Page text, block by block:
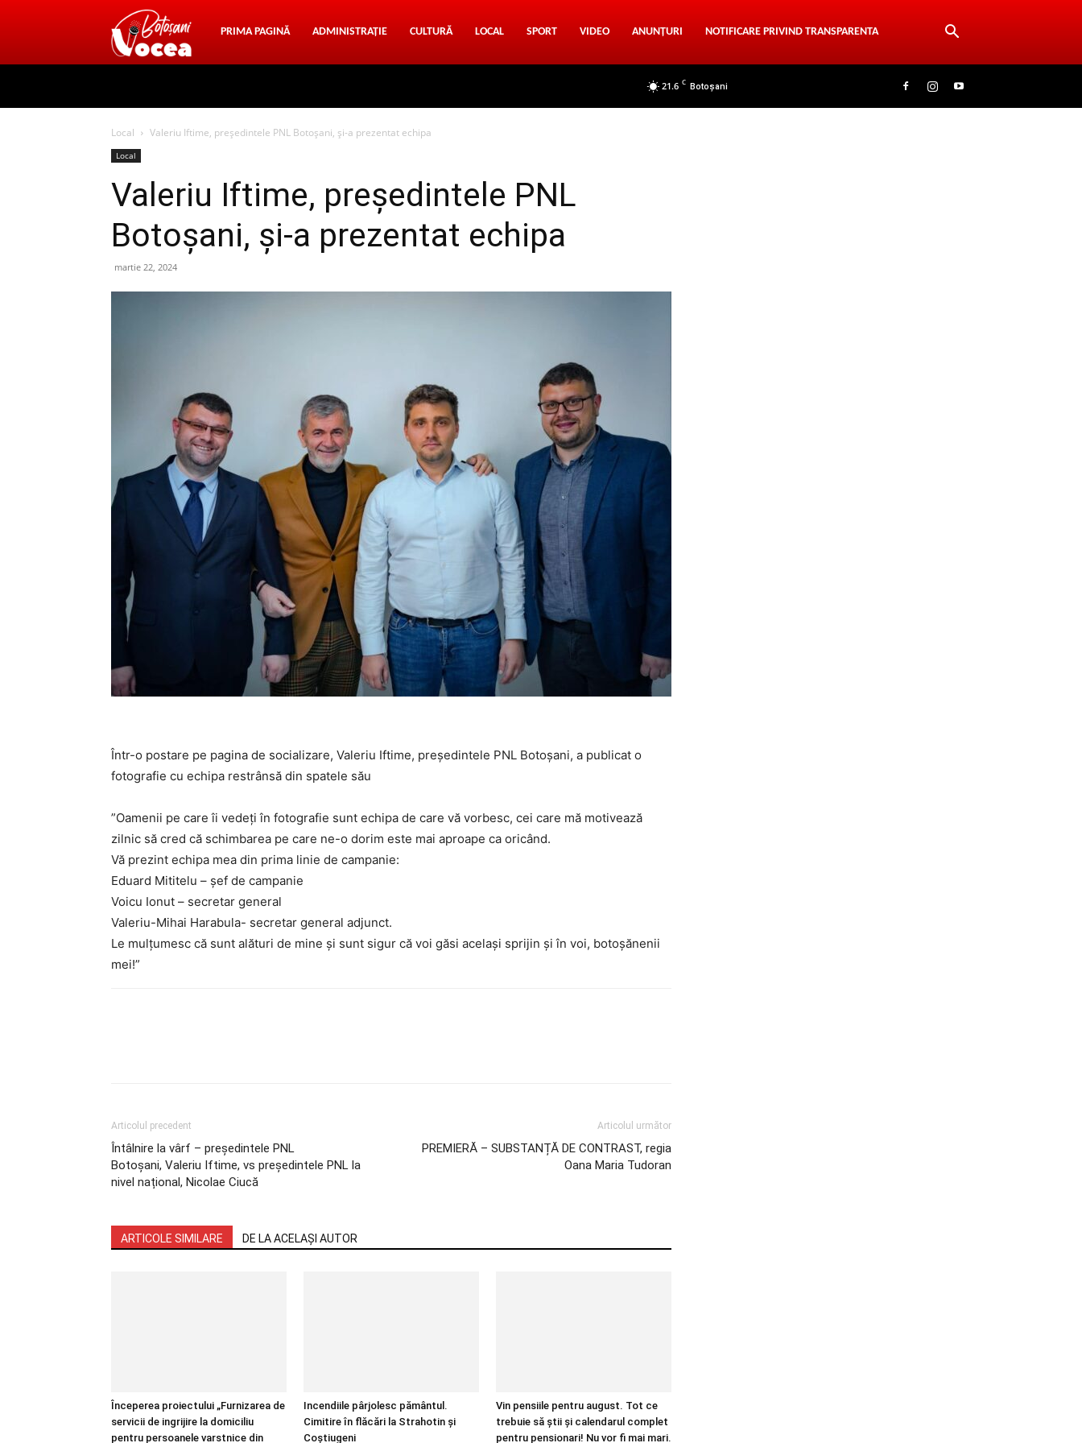
Vocea
PRIMA PAGINĂ ADMINISTRAȚIE CULTURĂ LOCAL SPORT VIDEO ANUNȚURI NOTIFICARE PRIVIND TRANSPARENTA
21.6 C Botoșani
Local Valeriu Iftime, președintele PNL Botoșani, și-a prezentat echipa
Local
Valeriu Iftime, președintele PNL
Botoșani, și-a prezentat echipa
martie 22, 2024
Într-o postare pe pagina de socializare, Valeriu Iftime, președintele PNL Botoșani, a publicat o
fotografie cu echipa restrânsă din spatele său
”Oamenii pe care îi vedeți în fotografie sunt echipa de care vă vorbesc, cei care mă motivează
zilnic să cred că schimbarea pe care ne-o dorim este mai aproape ca oricând.
Vă prezint echipa mea din prima linie de campanie:
Eduard Mititelu – șef de campanie
Voicu Ionut – secretar general
Valeriu-Mihai Harabula- secretar general adjunct.
Le mulțumesc că sunt alături de mine și sunt sigur că voi găsi același sprijin și în voi, botoșănenii
mei!”
Articolul precedent
Întâlnire la vârf – președintele PNL
Botoșani, Valeriu Iftime, vs președintele PNL la
nivel național, Nicolae Ciucă
Articolul următor
PREMIERĂ – SUBSTANȚĂ DE CONTRAST, regia
Oana Maria Tudoran
ARTICOLE SIMILARE DE LA ACELAȘI AUTOR
Începerea proiectului „Furnizarea de
servicii de ingrijire la domiciliu
pentru persoanele varstnice din
Incendiile pârjolesc pământul.
Cimitire în flăcări la Strahotin și
Coștiugeni
Vin pensiile pentru august. Tot ce
trebuie să știi și calendarul complet
pentru pensionari! Nu vor fi mai mari.